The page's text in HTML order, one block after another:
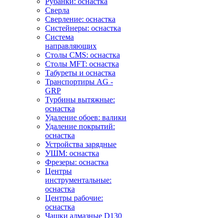
Сверла
Сверление: оснастка
Систейнеры: оснастка
Система
направляющих
Столы CMS: оснастка
Столы MFT: оснастка
Табуреты и оснастка
Транспортиры AG -
GRP
Турбины вытяжные:
оснастка
Удаление обоев: валики
Удаление покрытий:
оснастка
Устройства зарядные
УШМ: оснастка
Фрезеры: оснастка
Центры
инструментальные:
оснастка
Центры рабочие:
оснастка
Чашки алмазные D130